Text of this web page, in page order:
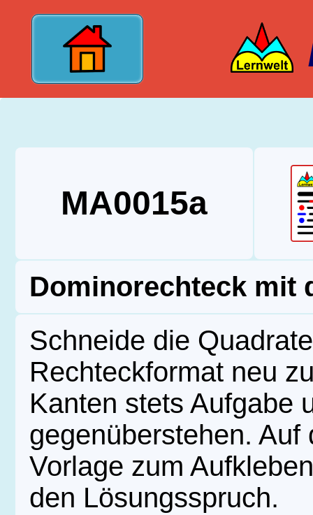
MA0015a
Dominorechteck mit
Schneide die
Rechteckformat neu
Kanten stets Aufgabe
gegenüberstehen.
Vorlage zum
den Lösungsspruch.